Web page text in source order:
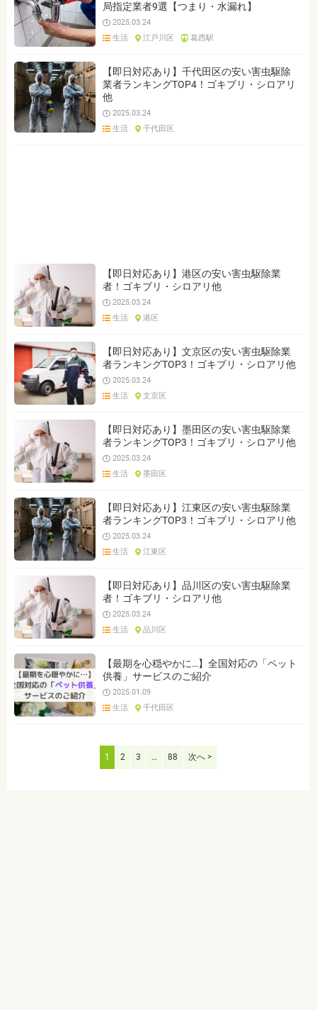
局指定業者9選【つまり・水漏れ】
2025.03.24
生活
江戸川区 葛西駅
【即日対応あり】千代田区の安い害虫駆除
業者ランキングTOP4！ゴキブリ・シロアリ
他
2025.03.24
生活
千代田区
【即日対応あり】港区の安い害虫駆除業
者！ゴキブリ・シロアリ他
2025.03.24
生活
港区
【即日対応あり】文京区の安い害虫駆除業
者ランキングTOP3！ゴキブリ・シロアリ他
2025.03.24
生活
文京区
【即日対応あり】墨田区の安い害虫駆除業
者ランキングTOP3！ゴキブリ・シロアリ他
2025.03.24
生活
墨田区
【即日対応あり】江東区の安い害虫駆除業
者ランキングTOP3！ゴキブリ・シロアリ他
2025.03.24
生活
江東区
【即日対応あり】品川区の安い害虫駆除業
者！ゴキブリ・シロアリ他
2025.03.24
生活
品川区
【最期を心穏やかに…】全国対応の「ペット
供養」サービスのご紹介
2025.01.09
生活
千代田区
1 2 3 … 88 次へ >